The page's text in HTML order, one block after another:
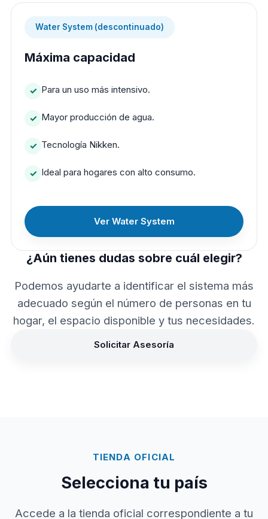
Water System (descontinuado)
Máxima capacidad
Para un uso más intensivo.
Mayor producción de agua.
Tecnología Nikken.
Ideal para hogares con alto consumo.
Ver Water System
¿Aún tienes dudas sobre cuál elegir?
Podemos ayudarte a identificar el sistema más
adecuado según el número de personas en tu
hogar, el espacio disponible y tus necesidades.
Solicitar Asesoría
TIENDA OFICIAL
Selecciona tu país
Accede a la tienda oficial correspondiente a tu